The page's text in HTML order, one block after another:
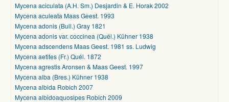
Mycena aciculata (A.H. Sm.) Desjardin & E. Horak 2002
Mycena aculeata Maas Geest. 1993
Mycena adonis (Bull.) Gray 1821
Mycena adonis var. coccinea (Quél.) Kühner 1938
Mycena adscendens Maas Geest. 1981 ss. Ludwig
Mycena aetites (Fr.) Quél. 1872
Mycena agrestis Aronsen & Maas Geest. 1997
Mycena alba (Bres.) Kühner 1938
Mycena albida Robich 2007
Mycena albidoaquosipes Robich 2009